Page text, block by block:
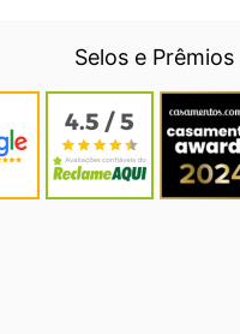
Selos e Prêmios